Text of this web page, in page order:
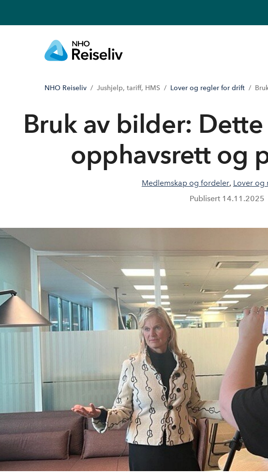
NHO Reiseliv Jushjelp, tariff, HMS Lover og regler for drift
Bruk av bilder:
opphavsrett og
Medlemskap og fordeler, Lover og
Publisert 14.11.2025